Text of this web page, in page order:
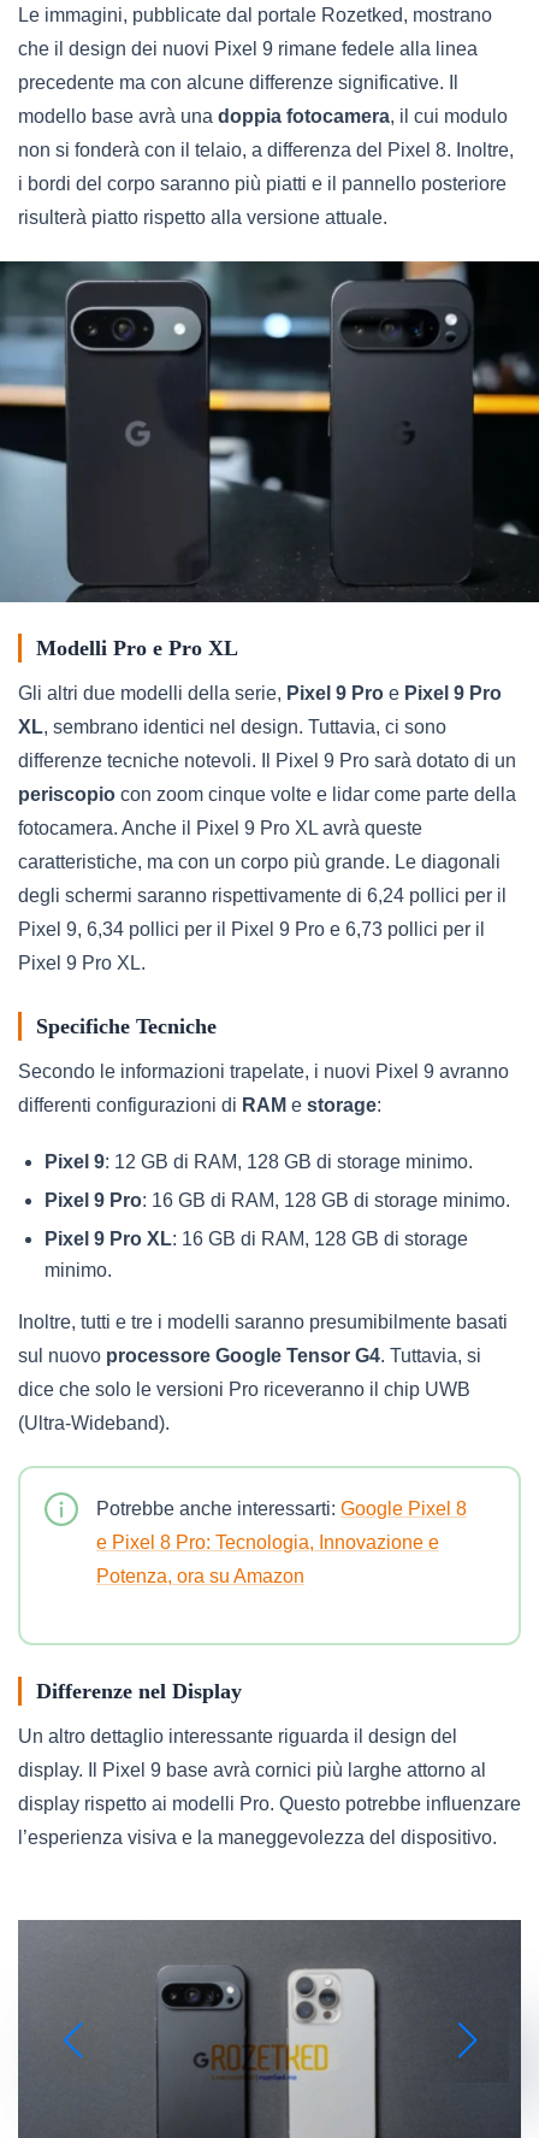
Le immagini, pubblicate dal portale Rozetked, mostrano
che il design dei nuovi Pixel 9 rimane fedele alla linea
precedente ma con alcune differenze significative. Il
modello base avrà una doppia fotocamera, il cui modulo
non si fonderà con il telaio, a differenza del Pixel 8. Inoltre,
i bordi del corpo saranno più piatti e il pannello posteriore
risulterà piatto rispetto alla versione attuale.
Modelli Pro e Pro XL
Gli altri due modelli della serie, Pixel 9 Pro e Pixel 9 Pro
XL, sembrano identici nel design. Tuttavia, ci sono
differenze tecniche notevoli. Il Pixel 9 Pro sarà dotato di un
periscopio con zoom cinque volte e lidar come parte della
fotocamera. Anche il Pixel 9 Pro XL avrà queste
caratteristiche, ma con un corpo più grande. Le diagonali
degli schermi saranno rispettivamente di 6,24 pollici per il
Pixel 9, 6,34 pollici per il Pixel 9 Pro e 6,73 pollici per il
Pixel 9 Pro XL.
Specifiche Tecniche
Secondo le informazioni trapelate, i nuovi Pixel 9 avranno
differenti configurazioni di RAM e storage:
Pixel 9: 12 GB di RAM, 128 GB di storage minimo.
Pixel 9 Pro: 16 GB di RAM, 128 GB di storage minimo.
Pixel 9 Pro XL: 16 GB di RAM, 128 GB di storage
minimo.
Inoltre, tutti e tre i modelli saranno presumibilmente basati
sul nuovo processore Google Tensor G4. Tuttavia, si
dice che solo le versioni Pro riceveranno il chip UWB
(Ultra-Wideband).
Potrebbe anche interessarti: Google Pixel 8
e Pixel 8 Pro: Tecnologia, Innovazione e
Potenza, ora su Amazon
Differenze nel Display
Un altro dettaglio interessante riguarda il design del
display. Il Pixel 9 base avrà cornici più larghe attorno al
display rispetto ai modelli Pro. Questo potrebbe influenzare
l’esperienza visiva e la maneggevolezza del dispositivo.